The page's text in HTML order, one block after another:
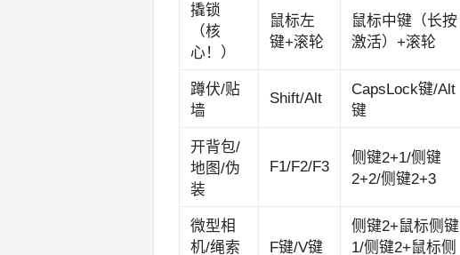
撬锁
（核
心！）
鼠标左
键+滚轮
鼠标中键（长按
激活）+滚轮
蹲伏/贴
墙
Shift/Alt
CapsLock键/Alt
键
开背包/
地图/伪
装
F1/F2/F3
侧键2+1/侧键
2+2/侧键2+3
微型相
机/绳索
F键/V键
侧键2+鼠标侧键
1/侧键2+鼠标侧